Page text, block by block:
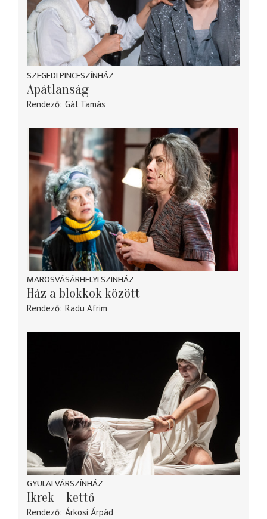
SZEGEDI PINCESZÍNHÁZ
Apátlanság
Rendező Gál Tamás
MAROSVÁSÁRHELYI SZINHÁZ
Ház a blokkok között
Rendező Radu Afrim
GYULAI VÁRSZÍNHÁZ
Ikrek – kettő
Rendező Árkosi Árpád